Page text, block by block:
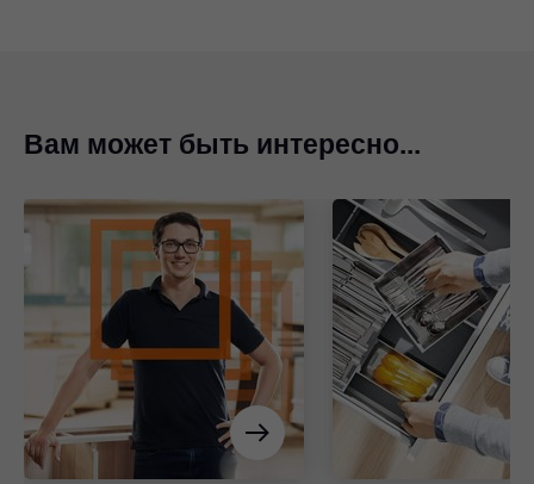
Вам может быть интересно...